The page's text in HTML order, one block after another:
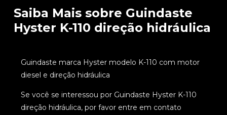
Saiba Mais sobre Guindaste
Hyster K-110 direção hidráulica
Guindaste marca Hyster modelo K-110 com motor
diesel e direção hidráulica
Se você se interessou por Guindaste Hyster K-110
direção hidráulica, por favor entre em contato